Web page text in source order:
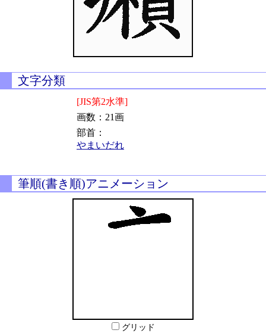
文字分類
[JIS第2水準]
画数：21画
部首：
やまいだれ
筆順(書き順)アニメーション
グリッド